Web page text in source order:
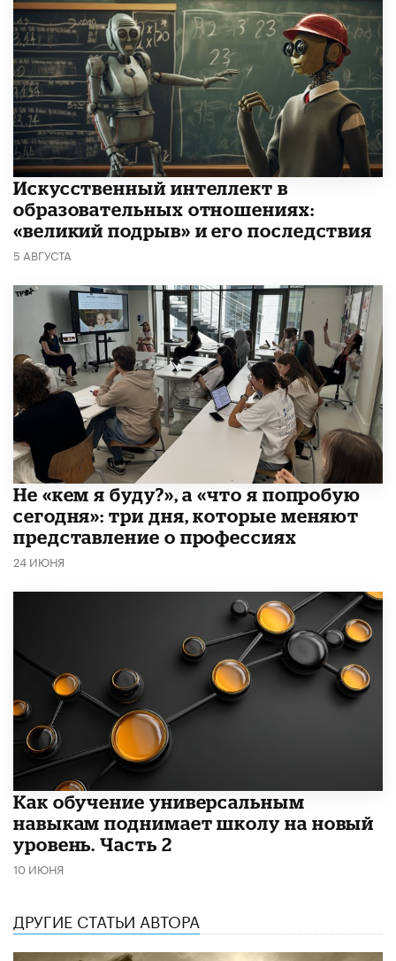
​Искусственный интеллект в
образовательных отношениях:
«великий подрыв» и его последствия
5 АВГУСТА
Не «кем я буду?», а «что я попробую
сегодня»: три дня, которые меняют
представление о профессиях
24 ИЮНЯ
​Как обучение универсальным
навыкам поднимает школу на новый
уровень. Часть 2
10 ИЮНЯ
ДРУГИЕ СТАТЬИ АВТОРА